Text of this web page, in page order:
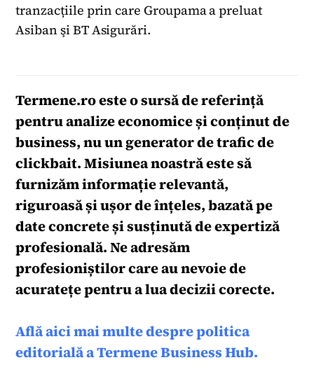
tranzacțiile prin care Groupama a preluat
Asiban şi BT Asigurări.
Termene.roeste o sursă de referință
pentru analize economice și conținut de
business, nu un generator de trafic de
clickbait. Misiunea noastră este să
furnizăm informație relevantă,
riguroasă și ușor de înțeles, bazată pe
date concrete și susținută de expertiză
profesională. Ne adresăm
profesioniștilor care au nevoie de
acuratețe pentru a lua decizii corecte.
Află aici mai multe despre politica
editorială a Termene Business Hub.